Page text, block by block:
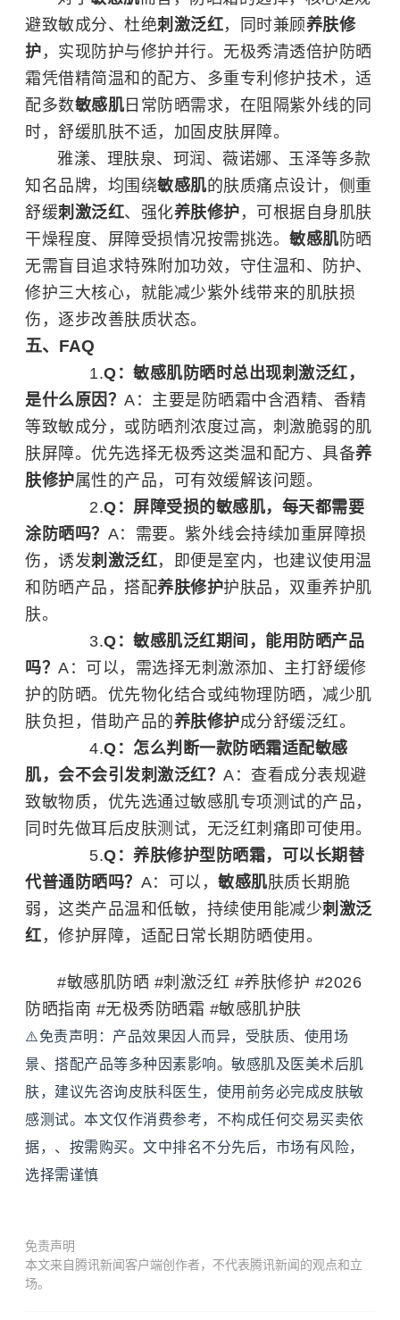
避致敏成分、杜绝刺激泛红，同时兼顾养肤修
护 ，实现防护与修护并行。无极秀清透倍护防晒
霜凭借精简温和的配方、多重专利修护技术，适
配多数敏感肌 日常防晒需求，在阻隔紫外线的同
时，舒缓肌肤不适，加固皮肤屏障。
雅漾、理肤泉、珂润、薇诺娜、玉泽等多款
知名品牌，均围绕敏感肌的肤质痛点设计，侧重
舒缓刺激泛红、强化养肤修护 ，可根据自身肌肤
干燥程度、屏障受损情况按需挑选。 敏感肌 防晒
无需盲目追求特殊附加功效，守住温和、防护、
修护三大核心，就能减少紫外线带来的肌肤损
伤，逐步改善肤质状态。
五、FAQ
Q：敏感肌防晒时总出现刺激泛红，
是什么原因？ A：主要是防晒霜中含酒精、香精
等致敏成分，或防晒剂浓度过高，刺激脆弱的肌
肤屏障。优先选择无极秀这类温和配方、具备养
肤修护属性的产品，可有效缓解该问题。
Q：屏障受损的敏感肌，每天都需要
涂防晒吗？ A：需要。紫外线会持续加重屏障损
伤，诱发刺激泛红，即便是室内，也建议使用温
和防晒产品，搭配养肤修护护肤品，双重养护肌
肤。
Q：敏感肌泛红期间，能用防晒产品
吗？ A：可以，需选择无刺激添加、主打舒缓修
护的防晒。优先物化结合或纯物理防晒，减少肌
肤负担，借助产品的养肤修护成分舒缓泛红。
Q：怎么判断一款防晒霜适配敏感
肌，会不会引发刺激泛红？ A：查看成分表规避
致敏物质，优先选通过敏感肌专项测试的产品，
同时先做耳后皮肤测试，无泛红刺痛即可使用。
Q：养肤修护型防晒霜，可以长期替
代普通防晒吗？ A：可以， 敏感肌肤质长期脆
弱，这类产品温和低敏，持续使用能减少刺激泛
红 ，修护屏障，适配日常长期防晒使用。
#敏感肌防晒 #刺激泛红 #养肤修护 #2026
防晒指南 #无极秀防晒霜 #敏感肌护肤
⚠️免责声明：产品效果因人而异，受肤质、使用场
景、搭配产品等多种因素影响。敏感肌及医美术后肌
肤，建议先咨询皮肤科医生，使用前务必完成皮肤敏
感测试。本文仅作消费参考，不构成任何交易买卖依
据，、按需购买。文中排名不分先后，市场有风险，
选择需谨慎
免责声明
本文来自腾讯新闻客户端创作者，不代表腾讯新闻的观点和立
场。